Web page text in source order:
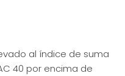
al índice de suma
40 por encima de